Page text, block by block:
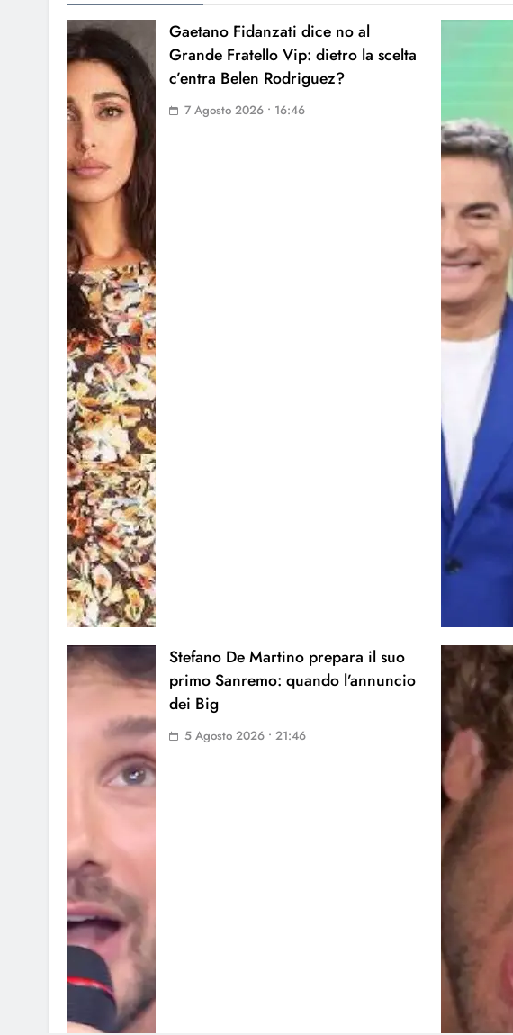
Gaetano Fidanzati dice no al
Grande Fratello Vip: dietro la scelta
c’entra Belen Rodriguez?
7 Agosto 2026 • 16:46
Stefano De Martino prepara il suo
primo Sanremo: quando l’annuncio
dei Big
5 Agosto 2026 • 21:46